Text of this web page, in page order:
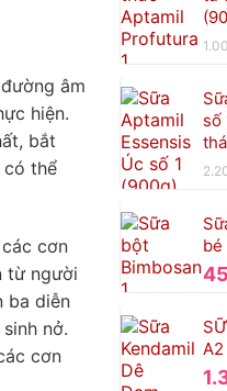
âm
hiện.
bắt
có thể
cơn
từ người
ba diễn
nở.
cơn
số
bé
A2